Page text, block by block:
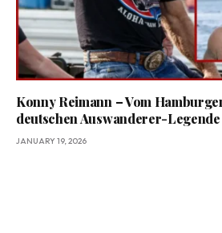
Konny Reimann – Vom
deutschen Auswanderer-Legende
JANUARY 19, 2026